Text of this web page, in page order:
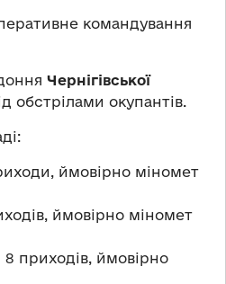
командування
Чернігівської
обстрілами окупантів.
ймовірно міномет
ймовірно міномет
приходів, ймовірно